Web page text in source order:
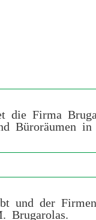
die Firma
Büroräumen in
und der
Brugarolas.